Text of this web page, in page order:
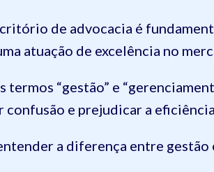
de advocacia é
atuação de excelência no
termos “gestão” e
confusão e prejudicar a
a diferença entre gestão